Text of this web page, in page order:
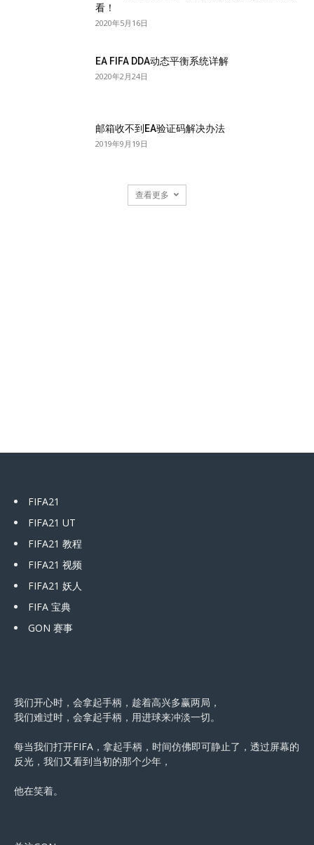
看！
2020年5月16日
EA FIFA DDA动态平衡系统详解
2020年2月24日
邮箱收不到EA验证码解决办法
2019年9月19日
查看更多
FIFA21
FIFA21 UT
FIFA21 教程
FIFA21 视频
FIFA21 妖人
FIFA 宝典
GON 赛事
我们开心时，会拿起手柄，趁着高兴多赢两局，
我们难过时，会拿起手柄，用进球来冲淡一切。
每当我们打开FIFA，拿起手柄，时间仿佛即可静止了，透过屏幕的
反光，我们又看到当初的那个少年，
他在笑着。